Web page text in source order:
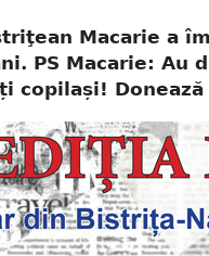
Macarie a
PS Macarie: Au
copilași!